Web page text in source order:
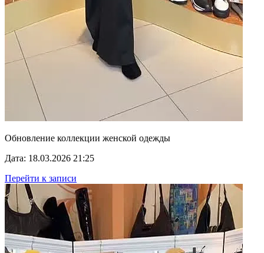
Обновление коллекции женской одежды
Дата: 18.03.2026 21:25
Перейти к записи